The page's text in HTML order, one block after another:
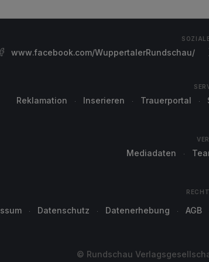
www.facebook.com/WuppertalerRundschau/
Reklamation Inserieren Trauerportal
Mediadaten
Datenschutz Datenerhebung AGB
© Rundschau